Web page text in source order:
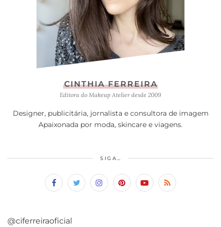
CINTHIA FERREIRA
Editora do Makeup Atelier desde 2009
Designer, publicitária, jornalista e consultora de imagem
Apaixonada por moda, skincare e viagens.
SIGA…
@ciferreiraoficial